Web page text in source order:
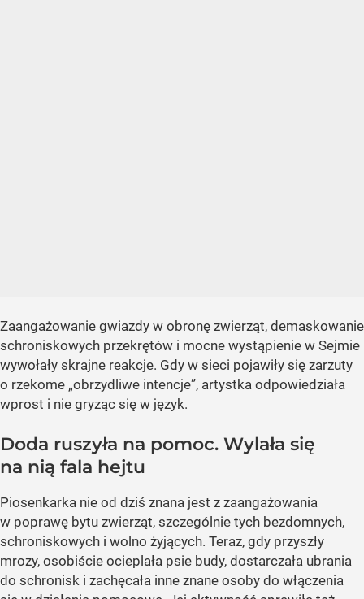
Zaangażowanie gwiazdy w obronę zwierząt, demaskowanie
schroniskowych przekrętów i mocne wystąpienie w Sejmie
wywołały skrajne reakcje. Gdy w sieci pojawiły się zarzuty
o rzekome „obrzydliwe intencje”, artystka odpowiedziała
wprost i nie gryząc się w język.
Doda ruszyła na pomoc. Wylała się
na nią fala hejtu
Piosenkarka nie od dziś znana jest z zaangażowania
w poprawę bytu zwierząt, szczególnie tych bezdomnych,
schroniskowych i wolno żyjących. Teraz, gdy przyszły
mrozy, osobiście ocieplała psie budy, dostarczała ubrania
do schronisk i zachęcała inne znane osoby do włączenia